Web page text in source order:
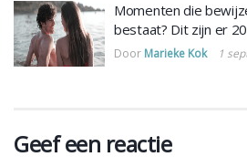
Momenten die
bestaat? Dit zijn er 20
Door Marieke Kok 1
Geef een reactie